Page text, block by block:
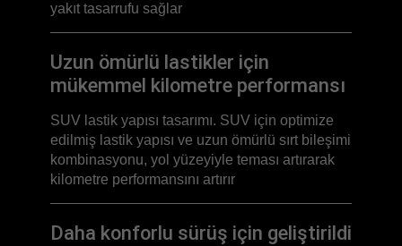
yakıt tasarrufu sağlar
Uzun ömürlü lastikler için
mükemmel kilometre performansı
SUV lastik yapısı tasarımı. SUV için optimize
edilmiş lastik yapısı ve uzun ömürlü sırt bileşimi
kombinasyonu, yol yüzeyiyle teması artırarak
kilometre performansını artırır
Daha konforlu sürüş için geliştirildi